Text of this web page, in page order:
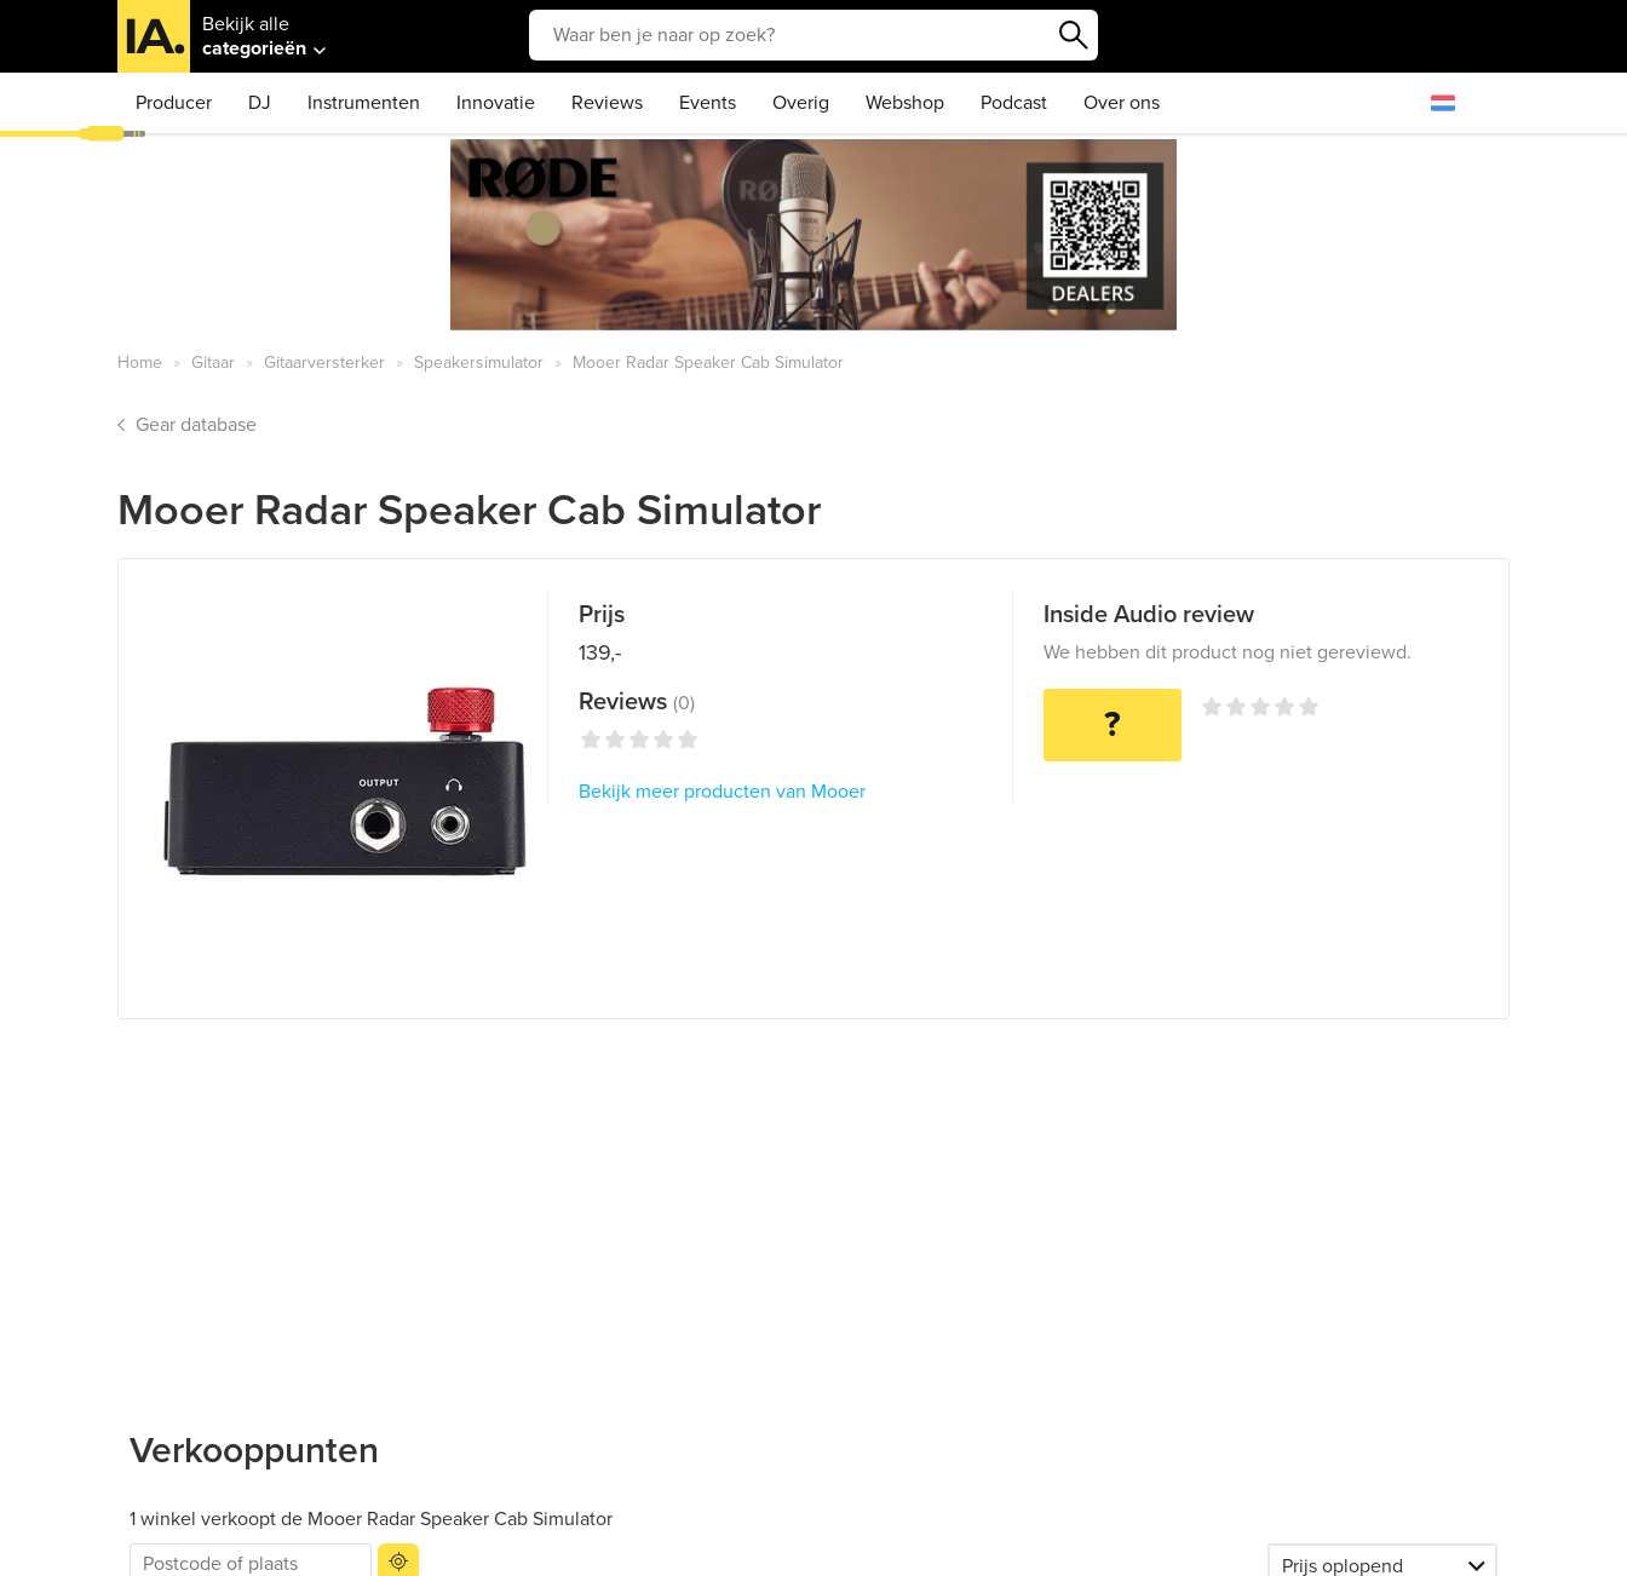
Bekijk alle
categorieën
Producer DJ Instrumenten Innovatie Reviews Events Overig Webshop Podcast Over ons
Home Gitaar Gitaarversterker Speakersimulator Mooer Radar Speaker Cab Simulator
Gear database
Mooer Radar Speaker Cab Simulator
Prijs
139,-
Reviews(0)
Bekijk meer producten van Mooer
Inside Audio review
We hebben dit product nog niet gereviewd.
?
Verkooppunten
1 winkel verkoopt de Mooer Radar Speaker Cab Simulator